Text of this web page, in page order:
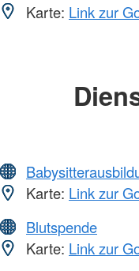
Karte: Link zur
Karte: Link zur
Blutspende
Karte: Link zur